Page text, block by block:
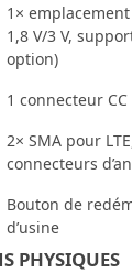
1× emplacement
1,8 V/3 V,
option)
1 connecteur
2× SMA pour
connecteurs
Bouton de
d’usine
PHYSIQUES